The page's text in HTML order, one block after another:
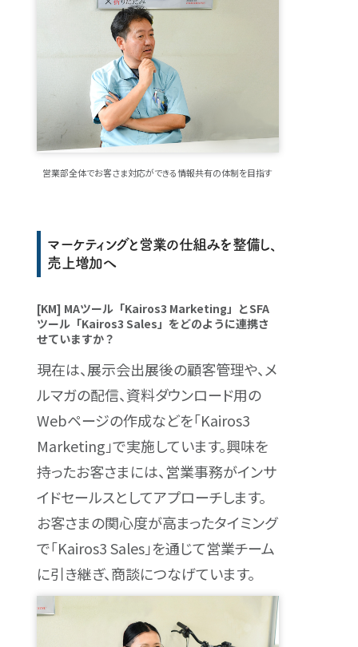
営業部全体でお客さま対応ができる情報共有の体制を目指す
マーケティングと営業の仕組みを整備し、
売上増加へ
[KM] MAツール「Kairos3 Marketing」とSFA
ツール「Kairos3 Sales」をどのように連携さ
せていますか？
現在は、展示会出展後の顧客管理や、メ
ルマガの配信、資料ダウンロード用の
Webページの作成などを「Kairos3
Marketing」で実施しています。興味を
持ったお客さまには、営業事務がインサ
イドセールスとしてアプローチします。
お客さまの関心度が高まったタイミング
で「Kairos3 Sales」を通じて営業チーム
に引き継ぎ、商談につなげています。